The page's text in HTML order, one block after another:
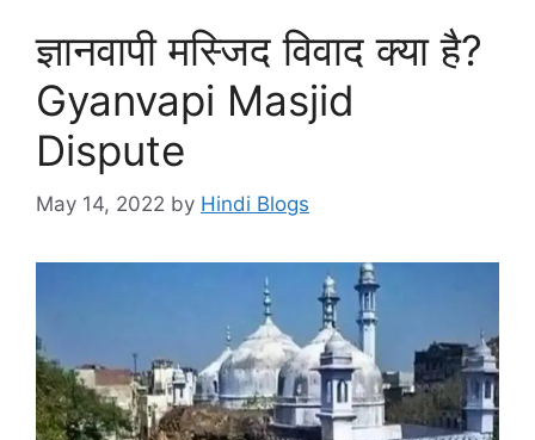
ज्ञानवापी मस्जिद विवाद क्या है?
Gyanvapi Masjid
Dispute
May 14, 2022 by Hindi Blogs